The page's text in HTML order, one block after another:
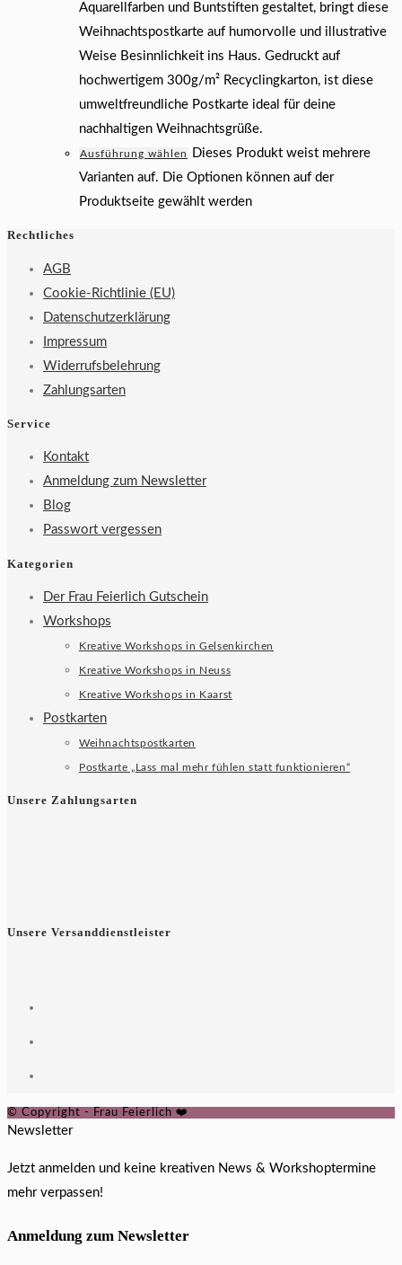
Aquarellfarben und Buntstiften gestaltet, bringt diese
Weihnachtspostkarte auf humorvolle und illustrative
Weise Besinnlichkeit ins Haus. Gedruckt auf
hochwertigem 300g/m² Recyclingkarton, ist diese
umweltfreundliche Postkarte ideal für deine
nachhaltigen Weihnachtsgrüße.
Ausführung wählen
Dieses Produkt weist mehrere
Varianten auf. Die Optionen können auf der
Produktseite gewählt werden
Rechtliches
AGB
Cookie-Richtlinie (EU)
Datenschutzerklärung
Impressum
Widerrufsbelehrung
Zahlungsarten
Service
Kontakt
Anmeldung zum Newsletter
Blog
Passwort vergessen
Kategorien
Der Frau Feierlich Gutschein
Workshops
Kreative Workshops in Gelsenkirchen
Kreative Workshops in Neuss
Kreative Workshops in Kaarst
Postkarten
Weihnachtspostkarten
Postkarte „Lass mal mehr fühlen statt funktionieren“
Unsere Zahlungsarten
Unsere Versanddienstleister
© Copyright - Frau Feierlich ❤️
Newsletter
Jetzt anmelden und keine kreativen News & Workshoptermine
mehr verpassen!
Anmeldung zum Newsletter